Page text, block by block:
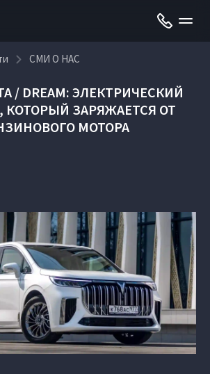
СМИ О НАС
/ DREAM: ЭЛЕКТРИЧЕСКИЙ
ЗАРЯЖАЕТСЯ ОТ
МОТОРА